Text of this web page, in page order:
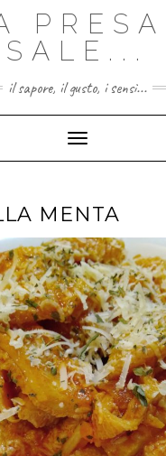
SALE...
il sapore, il gusto, i sensi...
Toggle Navigation
MENTA